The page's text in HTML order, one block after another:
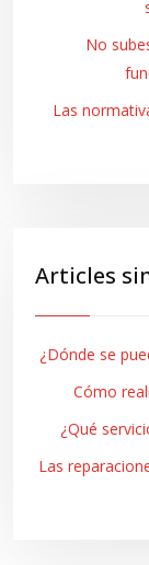
No
Las
Articles
¿Dónde se
Cómo
¿Qué
Las